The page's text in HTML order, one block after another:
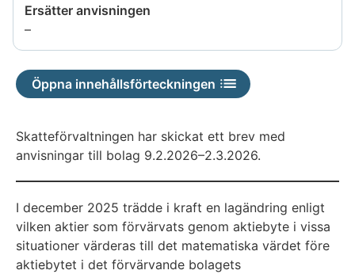
inte
Ersätter anvisningen
–Uppgiften
är
inte
tillgänglig
Öppna innehållsförteckningen
Skatteförvaltningen har skickat ett brev med
anvisningar till bolag 9.2.2026–2.3.2026.
I december 2025 trädde i kraft en lagändring enligt
vilken aktier som förvärvats genom aktiebyte i vissa
situationer värderas till det matematiska värdet före
aktiebytet i det förvärvande bolagets